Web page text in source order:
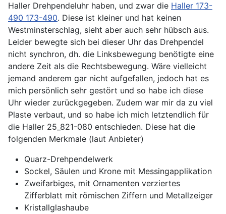
Haller Drehpendeluhr haben, und zwar die Haller 173-
490 173-490. Diese ist kleiner und hat keinen
Westminsterschlag, sieht aber auch sehr hübsch aus.
Leider bewegte sich bei dieser Uhr das Drehpendel
nicht synchron, dh. die Linksbewegung benötigte eine
andere Zeit als die Rechtsbewegung. Wäre vielleicht
jemand anderem gar nicht aufgefallen, jedoch hat es
mich persönlich sehr gestört und so habe ich diese
Uhr wieder zurückgegeben. Zudem war mir da zu viel
Plaste verbaut, und so habe ich mich letztendlich für
die Haller 25_821-080 entschieden. Diese hat die
folgenden Merkmale (laut Anbieter)
Quarz-Drehpendelwerk
Sockel, Säulen und Krone mit Messingapplikation
Zweifarbiges, mit Ornamenten verziertes
Zifferblatt mit römischen Ziffern und Metallzeiger
Kristallglashaube